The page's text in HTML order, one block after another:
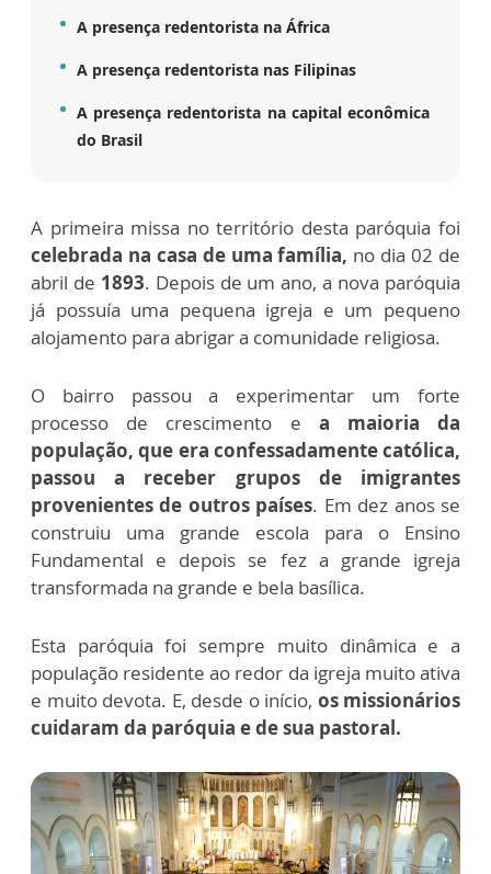
A presença redentorista na África
A presença redentorista nas Filipinas
A presença redentorista na capital econômica
do Brasil
A primeira missa no território desta paróquia foi
celebrada na casa de uma família, no dia 02 de
abril de 1893. Depois de um ano, a nova paróquia
já possuía uma pequena igreja e um pequeno
alojamento para abrigar a comunidade religiosa.
O bairro passou a experimentar um forte
processo de crescimento e a maioria da
população, que era confessadamente católica,
passou a receber grupos de imigrantes
provenientes de outros países. Em dez anos se
construiu uma grande escola para o Ensino
Fundamental e depois se fez a grande igreja
transformada na grande e bela basílica.
Esta paróquia foi sempre muito dinâmica e a
população residente ao redor da igreja muito ativa
e muito devota. E, desde o início, os missionários
cuidaram da paróquia e de sua pastoral.